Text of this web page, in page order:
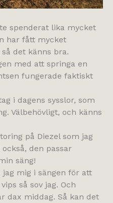
spenderat lika mycket
har fått mycket
det känns bra.
med att springa en
fungerade faktiskt
i dagens sysslor, som
Välbehövligt, och känns
på Diezel som jag
den passar
säng!
mig i sängen för att
så sov jag. Och
dax middag. Så kan det